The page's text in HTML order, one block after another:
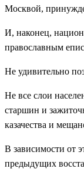
Москвой,
И, наконец,
православным
Не удивительно
Не вce слои
старшин и
казачества и
В зависимости от
предыдущих